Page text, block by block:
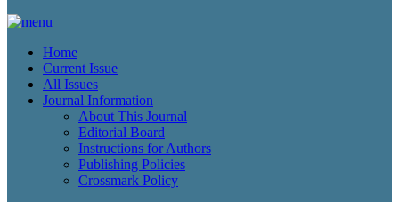
Home
Current Issue
All Issues
Journal Information
About This Journal
Editorial Board
Instructions for Authors
Publishing Policies
Crossmark Policy